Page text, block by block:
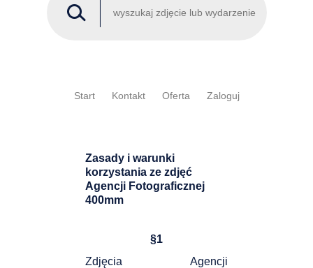
Start Kontakt Oferta Zaloguj
Zasady i warunki
korzystania ze zdjęć
Agencji Fotograficznej
400mm
§1
Zdjęcia Agencji